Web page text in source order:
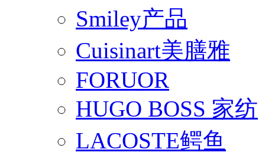
Smiley产品
Cuisinart美膳雅
FORUOR
HUGO BOSS 家纺
LACOSTE鳄鱼